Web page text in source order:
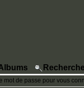
mot de passe pour vous